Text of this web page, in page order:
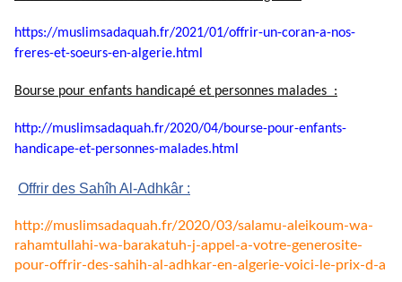
https://muslimsadaquah.fr/2021/01/offrir-un-coran-a-nos-
freres-et-soeurs-en-algerie.html
Bourse pour enfants handicapé et personnes malades :
http://muslimsadaquah.fr/2020/04/bourse-pour-enfants-
handicape-et-personnes-malades.html
Offrir des Sahîh Al-Adhkâr :
http://muslimsadaquah.fr/2020/03/salamu-aleikoum-wa-
rahamtullahi-wa-barakatuh-j-appel-a-votre-generosite-
pour-offrir-des-sahih-al-adhkar-en-algerie-voici-le-prix-d-a